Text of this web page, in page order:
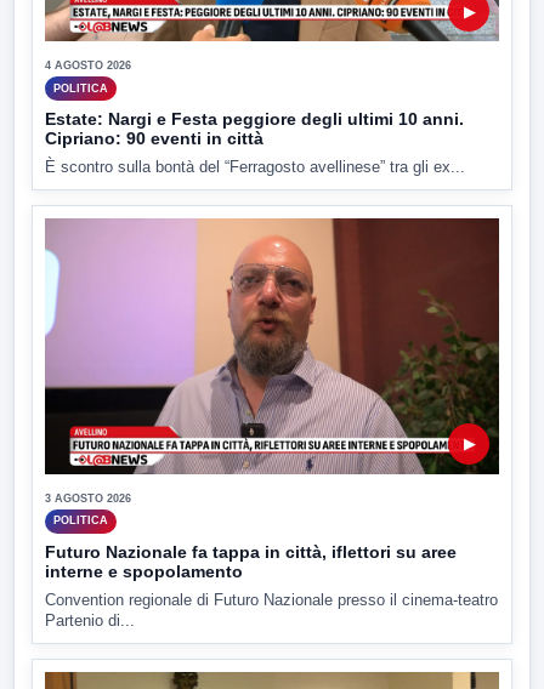
▶
4 AGOSTO 2026
POLITICA
Estate: Nargi e Festa peggiore degli ultimi 10 anni.
Cipriano: 90 eventi in città
È scontro sulla bontà del “Ferragosto avellinese” tra gli ex...
▶
3 AGOSTO 2026
POLITICA
Futuro Nazionale fa tappa in città, iflettori su aree
interne e spopolamento
Convention regionale di Futuro Nazionale presso il cinema-teatro
Partenio di...